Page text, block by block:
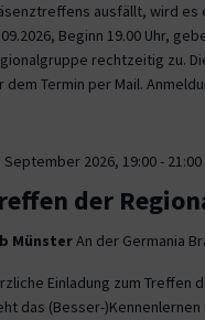
ausfällt, wird es
Beginn 19.00 Uhr,
rechtzeitig zu.
dem Termin per Mail.
September 2026, 19:00- 21:00
der
MünsterAn der Germania
Einladung zum Treffen
das (Besser-